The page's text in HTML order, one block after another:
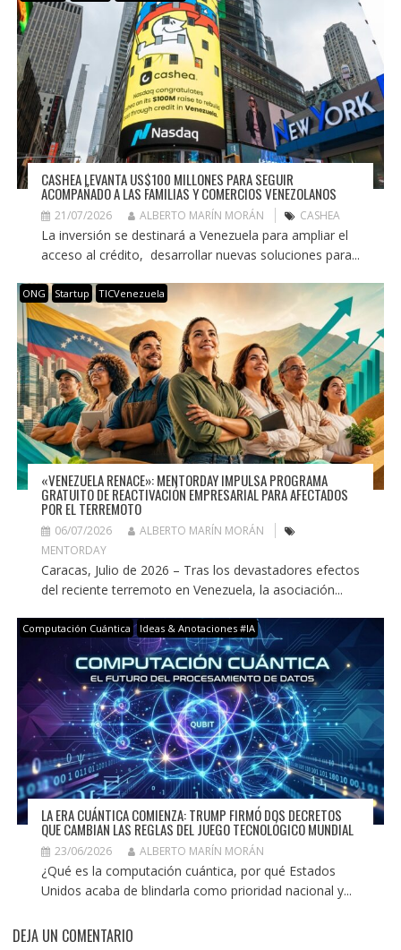
CASHEA LEVANTA US$100 MILLONES PARA SEGUIR
ACOMPAÑADO A LAS FAMILIAS Y COMERCIOS VENEZOLANOS
21/07/2026 ALBERTO MARÍN MORÁN CASHEA
La inversión se destinará a Venezuela para ampliar el
acceso al crédito, desarrollar nuevas soluciones para...
ONG Startup TICVenezuela
«VENEZUELA RENACE»: MENTORDAY IMPULSA PROGRAMA
GRATUITO DE REACTIVACIÓN EMPRESARIAL PARA AFECTADOS
POR EL TERREMOTO
06/07/2026
ALBERTO MARÍN MORÁN
MENTORDAY
Caracas, Julio de 2026 – Tras los devastadores efectos
del reciente terremoto en Venezuela, la asociación...
Computación Cuántica Ideas & Anotaciones #IA
LA ERA CUÁNTICA COMIENZA: TRUMP FIRMÓ DOS DECRETOS
QUE CAMBIAN LAS REGLAS DEL JUEGO TECNOLÓGICO MUNDIAL
23/06/2026 ALBERTO MARÍN MORÁN
¿Qué es la computación cuántica, por qué Estados
Unidos acaba de blindarla como prioridad nacional y...
DEJA UN COMENTARIO